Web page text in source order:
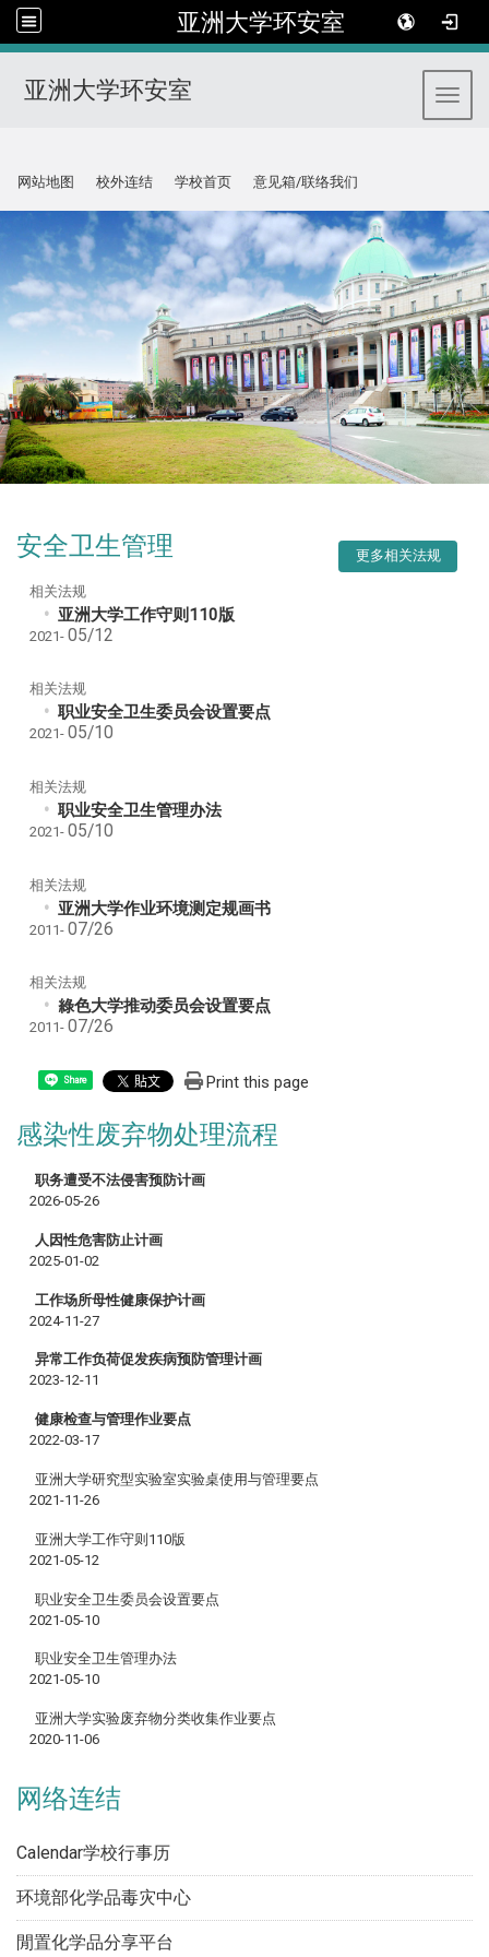
亚洲大学环安室
亚洲大学环安室
网站地图
校外连结 学校首页 意见箱/联络我们
安全卫生管理
相关法规
亚洲大学工作守则110版
2021- 05/12
相关法规
职业安全卫生委员会设置要点
2021- 05/10
相关法规
职业安全卫生管理办法
2021- 05/10
相关法规
亚洲大学作业环境测定规画书
2011- 07/26
相关法规
綠色大学推动委员会设置要点
2011- 07/26
Share Print this page
感染性废弃物处理流程
职务遭受不法侵害预防计画
2026-05-26
人因性危害防止计画
2025-01-02
工作场所母性健康保护计画
2024-11-27
异常工作负荷促发疾病预防管理计画
2023-12-11
健康检查与管理作业要点
2022-03-17
亚洲大学研究型实验室实验桌使用与管理要点
2021-11-26
亚洲大学工作守则110版
2021-05-12
职业安全卫生委员会设置要点
2021-05-10
职业安全卫生管理办法
2021-05-10
亚洲大学实验废弃物分类收集作业要点
2020-11-06
更多相关法规
网络连结
Calendar学校行事历
环境部化学品毒灾中心
閒置化学品分享平台